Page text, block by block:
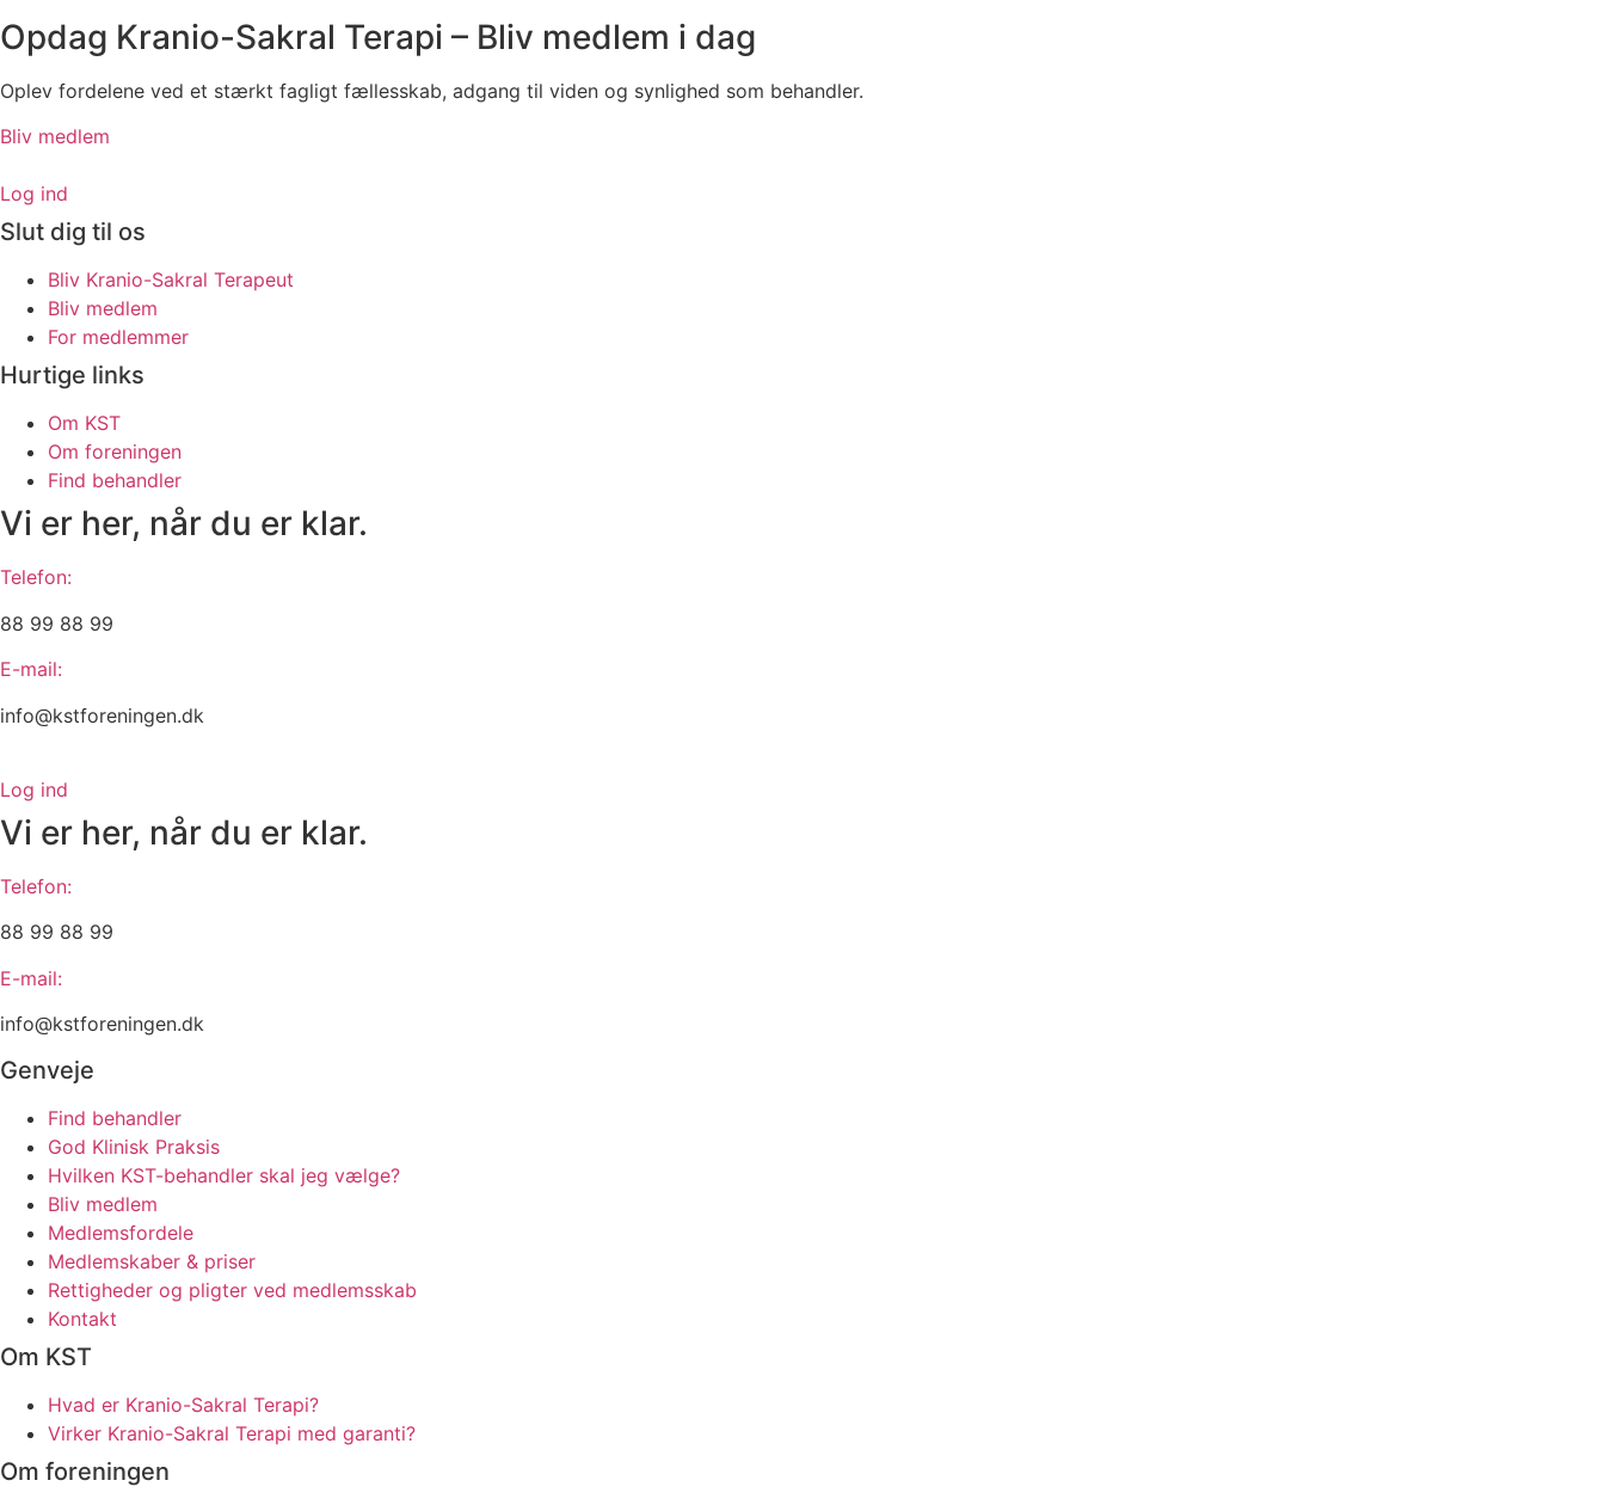
Opdag Kranio-Sakral Terapi – Bliv medlem i dag
Oplev fordelene ved et stærkt fagligt fællesskab, adgang til viden og synlighed som behandler.
Bliv medlem
Log ind
Slut dig til os
Bliv Kranio-Sakral Terapeut
Bliv medlem
For medlemmer
Hurtige links
Om KST
Om foreningen
Find behandler
Vi er her, når du er klar.
Telefon:
88 99 88 99
E-mail:
info@kstforeningen.dk
Log ind
Vi er her, når du er klar.
Telefon:
88 99 88 99
E-mail:
info@kstforeningen.dk
Genveje
Find behandler
God Klinisk Praksis
Hvilken KST-behandler skal jeg vælge?
Bliv medlem
Medlemsfordele
Medlemskaber & priser
Rettigheder og pligter ved medlemsskab
Kontakt
Om KST
Hvad er Kranio-Sakral Terapi?
Virker Kranio-Sakral Terapi med garanti?
Om foreningen